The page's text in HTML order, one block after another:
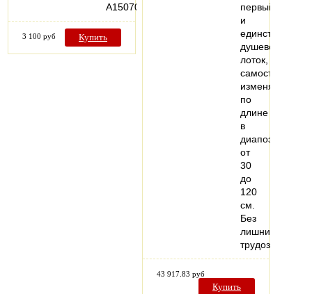
A15070
3 100 руб Купить
первый
и
единственный
душевой
лоток,
изменяемый
по
длине
в
диапозоне
от
30
до
120
см.
Без
лишних
трудозатрат…
43 917.83 руб
Купить